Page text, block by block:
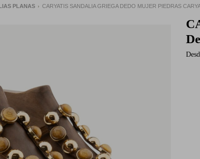
PLANAS CARYATIS SANDALIA GRIEGA DEDO MUJER PIEDRAS